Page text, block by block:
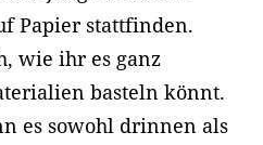
Papier stattfinden.
wie ihr es ganz
basteln könnt.
es sowohl drinnen als